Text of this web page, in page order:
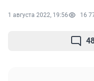
1 августа 2022, 19:56 16